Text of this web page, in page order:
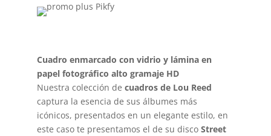
Cuadro enmarcado con vidrio y lámina en
papel fotográfico alto gramaje HD
Nuestra colección de cuadros de Lou Reed
captura la esencia de sus álbumes más
icónicos, presentados en un elegante estilo, en
este caso te presentamos el de su disco Street